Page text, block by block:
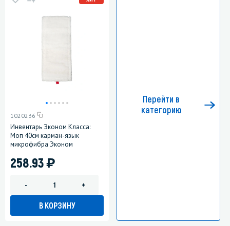
1020236
Инвентарь Эконом Класса:
Моп 40см карман-язык
микрофибра Эконом
258.93)
- +
В КОРЗИНУ
Перейти в
категорию